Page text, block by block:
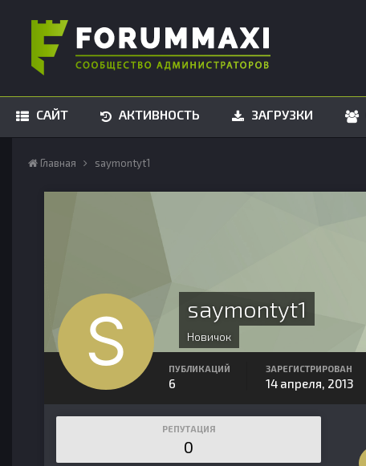
САЙТ АКТИВНОСТЬ ЗАГРУЗКИ
Главная saymontyt1
saymontyt1
Новичок
ПУБЛИКАЦИЙ
6
ЗАРЕГИСТРИРОВАН
14 апреля, 2013
РЕПУТАЦИЯ
0